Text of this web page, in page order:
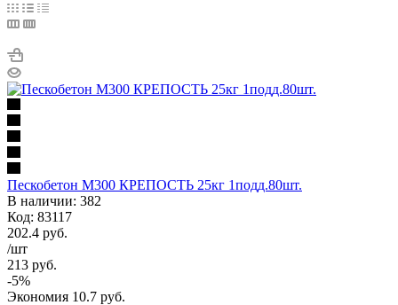
Пескобетон М300 КРЕПОСТЬ 25кг 1подд.80шт.
В наличии: 382
Код: 83117
202.4 руб.
/шт
213 руб.
-5%
Экономия 10.7 руб.